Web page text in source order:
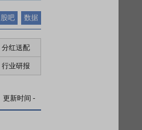
股吧 数据
分红送配
行业研报
更新时间 -